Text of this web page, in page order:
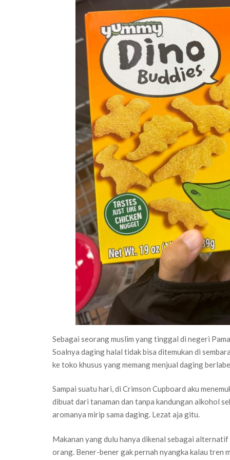
Sebagai seorang muslim yang tinggal di negeri
Soalnya daging halal tidak bisa ditemukan di
ke toko khusus yang memang menjual daging
Sampai suatu hari, di Crimson Cupboard aku
dibuat dari tanaman dan tanpa kandungan alkohol
aromanya mirip sama daging. Lezat aja gitu.
Makanan yang dulu hanya dikenal sebagai
orang. Bener-bener gak pernah nyangka kalau tren